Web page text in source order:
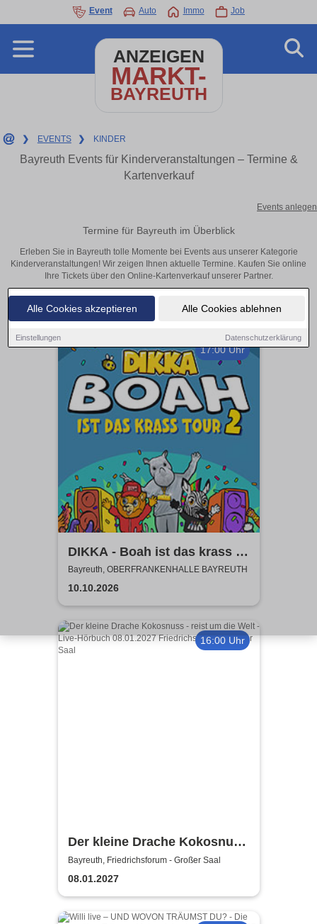
Alle Cookies akzeptieren Alle Cookies ablehnen
Einstellungen Datenschutzerklärung
Event Auto Immo Job
ANZEIGEN
MARKT-
BAYREUTH
❯ EVENTS ❯ KINDER
Bayreuth Events für Kinderveranstaltungen – Termine &
Kartenverkauf
Events anlegen
Termine für Bayreuth im Überblick
Erleben Sie in Bayreuth tolle Momente bei Events aus unserer Kategorie
Kinderveranstaltungen! Wir zeigen Ihnen aktuelle Termine. Kaufen Sie online
Ihre Tickets über den Online-Kartenverkauf unserer Partner.
17:00 Uhr
DIKKA - Boah ist das krass -
Tour 2026
Bayreuth, OBERFRANKENHALLE BAYREUTH
10.10.2026
16:00 Uhr
Der kleine Drache Kokosnuss
- reist um die Welt
Bayreuth, Friedrichsforum - Großer Saal
08.01.2027